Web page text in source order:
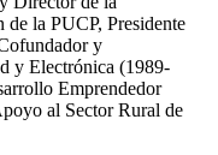
la PUCP, Presidente
y
y Electrónica (1989-
Emprendedor
al Sector Rural de